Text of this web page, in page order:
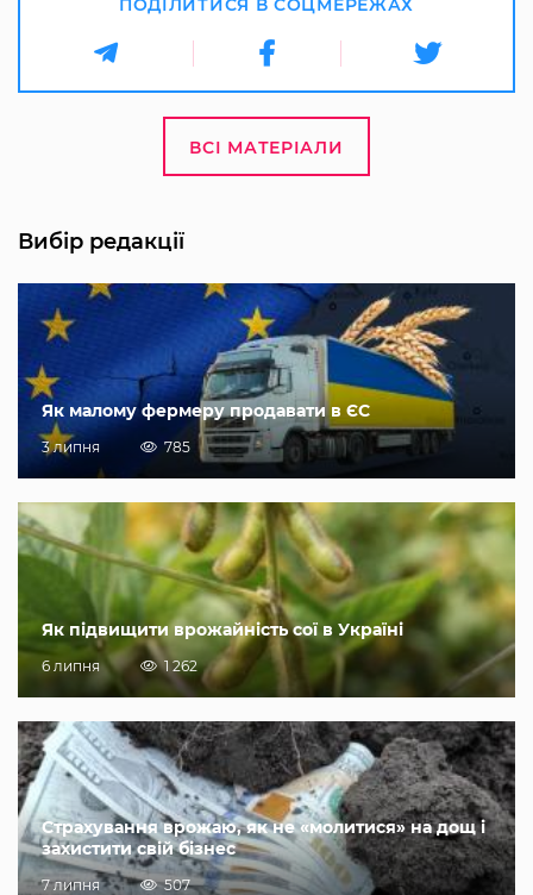
ВСІ МАТЕРІАЛИ
Вибір редакції
Як малому фермеру продавати в ЄС
3 липня 785
Як підвищити врожайність сої в Україні
6 липня 1 262
Страхування врожаю, як не «молитися» на дощ і
захистити свій бізнес
7 липня 507